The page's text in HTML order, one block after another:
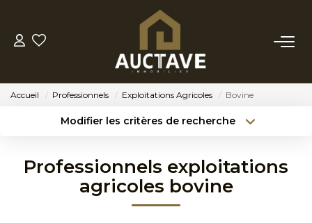
ACHETER
NOTRE AGENCE
Accueil Professionnels Exploitations Agricoles Bovine
Modifier les critères de recherche
Type de bien
Surface min
Professionnels exploitations
agricoles bovine